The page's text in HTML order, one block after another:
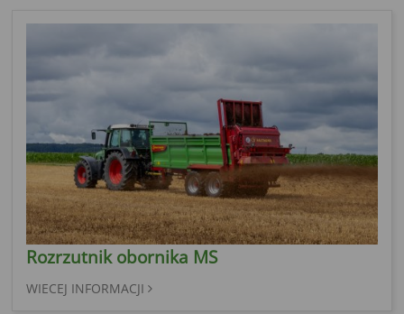
Rozrzutnik obornika MS
WIECEJ INFORMACJI